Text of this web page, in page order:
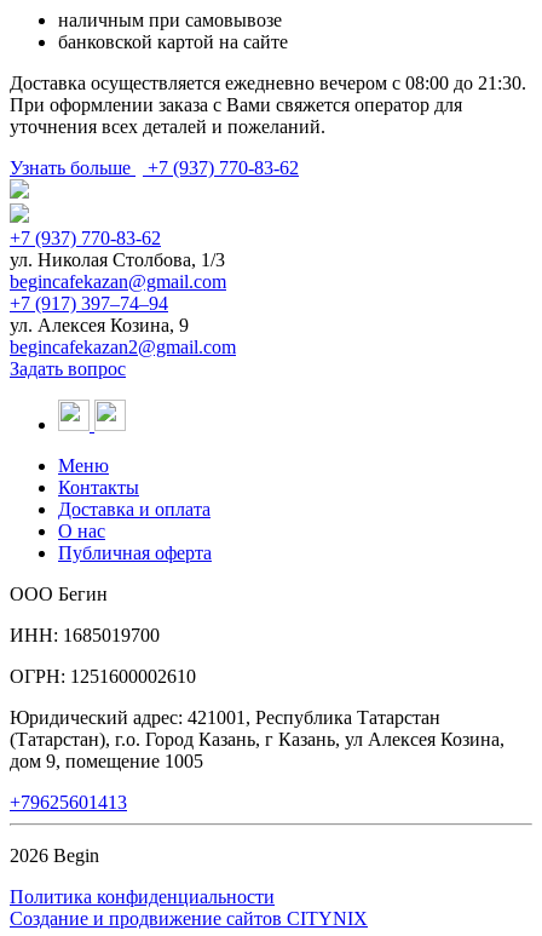
наличным при самовывозе
банковской картой на сайте
Доставка осуществляется ежедневно вечером с 08:00 до 21:30.
При оформлении заказа с Вами свяжется оператор для
уточнения всех деталей и пожеланий.
Узнать больше
+7 (937) 770-83-62
+7 (937) 770-83-62
ул. Николая Столбова, 1/3
begincafekazan@gmail.com
+7 (917) 397‒74‒94
ул. Алексея Козина, 9
begincafekazan2@gmail.com
Задать вопрос
Меню
Контакты
Доставка и оплата
О нас
Публичная оферта
ООО Бегин
ИНН: 1685019700
ОГРН: 1251600002610
Юридический адрес: 421001, Республика Татарстан
(Татарстан), г.о. Город Казань, г Казань, ул Алексея Козина,
дом 9, помещение 1005
+79625601413
2026 Begin
Политика конфиденциальности
Создание и продвижение сайтов CITYNIX